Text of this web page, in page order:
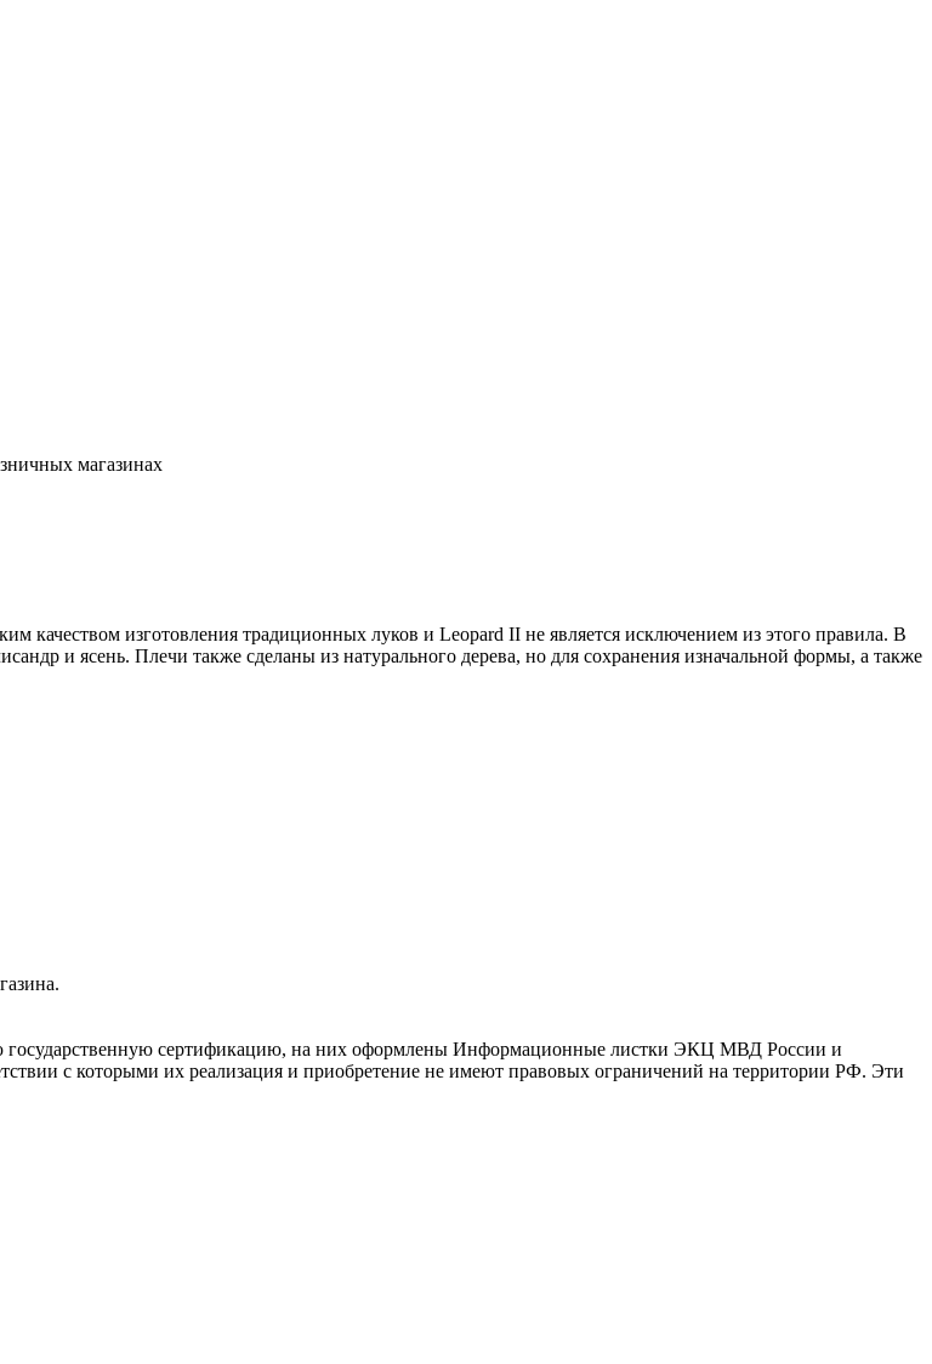
магазинах
качеством изготовления традиционных луков и Leopard II не является исключением из этого правила. В
и ясень. Плечи также сделаны из натурального дерева, но для сохранения изначальной формы, а также
государственную сертификацию, на них оформлены Информационные листки ЭКЦ МВД России и
с которыми их реализация и приобретение не имеют правовых ограничений на территории РФ. Эти